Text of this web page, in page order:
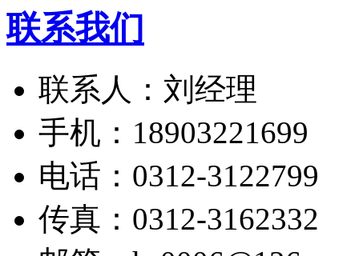
联系我们
联系人：刘经理
手机：18903221699
电话：0312-3122799
传真：0312-3162332